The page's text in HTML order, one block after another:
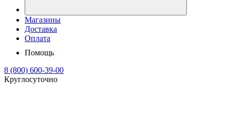
Магазины
Доставка
Оплата
Помощь
8 (800) 600-39-00
Круглосуточно